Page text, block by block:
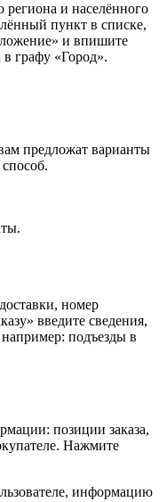
региона и населённого
пункт в списке,
и впишите
в графу «Город».
предложат варианты
номер
введите сведения,
например: подъезды в
позиции заказа,
Нажмите
информацию